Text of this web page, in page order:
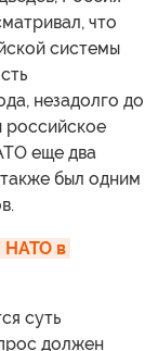
что
системы
незадолго до
российское
еще два
был одним
НАТО в
суть
должен